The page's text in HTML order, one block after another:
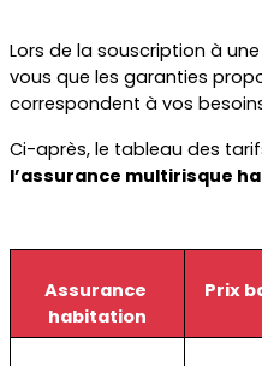
Lors de la souscription à une
vous que les garanties
correspondent à vos
l’assurance multirisque
Assurance
habitation
Prix